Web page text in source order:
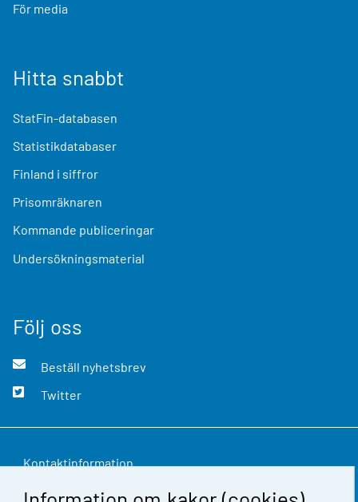
För media
Hitta snabbt
StatFin-databasen
Statistikdatabaser
Finland i siffror
Prisomräknaren
Kommande publiceringar
Undersökningsmaterial
Följ oss
Beställ nyhetsbrev
Twitter
Kontaktinformation
Respons